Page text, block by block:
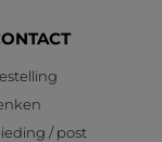
/ post